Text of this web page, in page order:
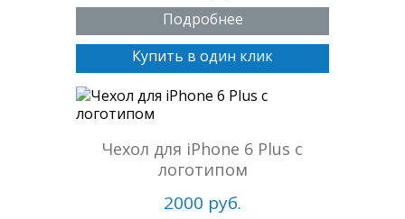
Подробнее
Купить в один клик
Чехол для iPhone 6 Plus с
логотипом
2000 руб.